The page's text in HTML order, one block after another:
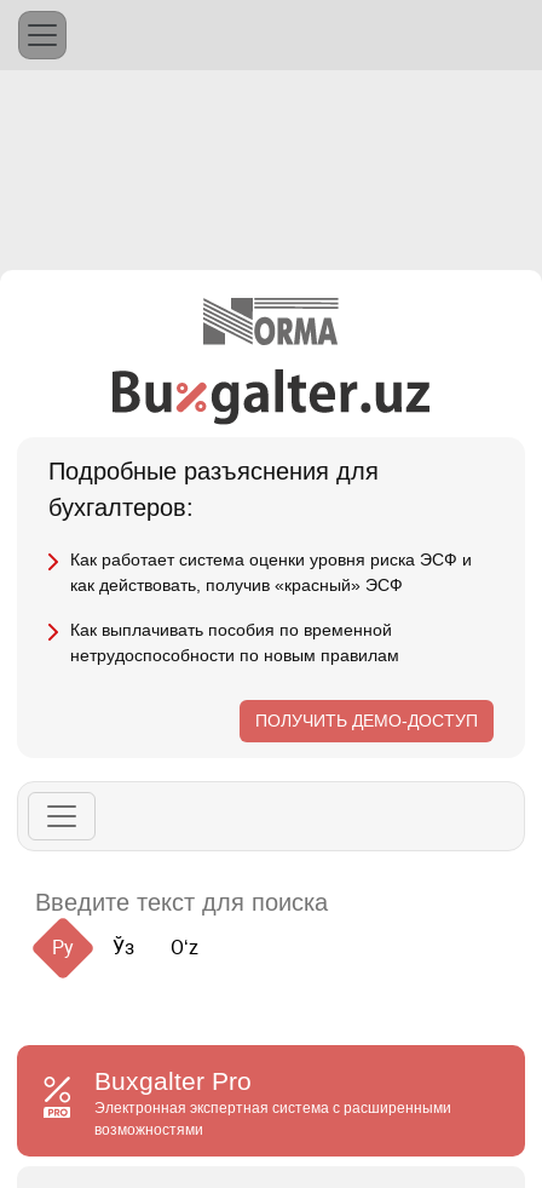
Подробные разъяснения для
бухгалтеров:
Как работает система оценки уровня риска ЭСФ и
как действовать, получив «красный» ЭСФ
Как выплачивать пособия по временной
нетрудоспособности по новым правилам
ПОЛУЧИТЬ ДЕМО-ДОСТУП
Ру Ўз Oʻz
Buxgalter Pro
Электронная экспертная система с расширенными
возможностями